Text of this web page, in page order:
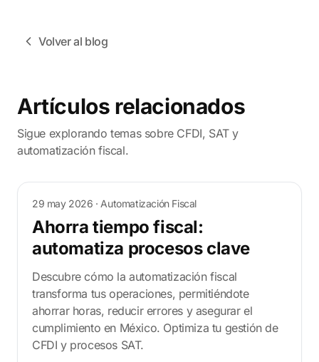
Volver al blog
Artículos relacionados
Sigue explorando temas sobre CFDI, SAT y
automatización fiscal.
29 may 2026 · Automatización Fiscal
Ahorra tiempo fiscal:
automatiza procesos clave
Descubre cómo la automatización fiscal
transforma tus operaciones, permitiéndote
ahorrar horas, reducir errores y asegurar el
cumplimiento en México. Optimiza tu gestión de
CFDI y procesos SAT.